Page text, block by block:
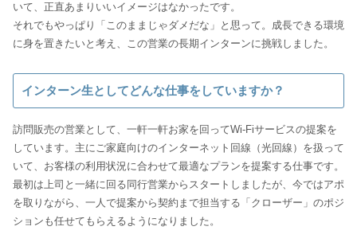
いて、正直あまりいいイメージはなかったです。
それでもやっぱり「このままじゃダメだな」と思って。成長できる環境
に身を置きたいと考え、この営業の長期インターンに挑戦しました。
インターン生としてどんな仕事をしていますか？
訪問販売の営業として、一軒一軒お家を回ってWi-Fiサービスの提案を
しています。主にご家庭向けのインターネット回線（光回線）を扱って
いて、お客様の利用状況に合わせて最適なプランを提案する仕事です。
最初は上司と一緒に回る同行営業からスタートしましたが、今ではアポ
を取りながら、一人で提案から契約まで担当する「クローザー」のポジ
ションも任せてもらえるようになりました。